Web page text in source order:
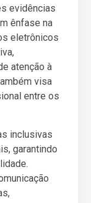
evidências
ênfase na
eletrônicos
atenção à
visa
entre os
inclusivas
garantindo